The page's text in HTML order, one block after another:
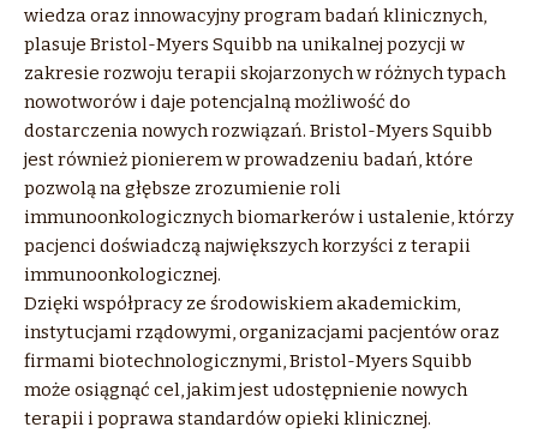
wiedza oraz innowacyjny program badań klinicznych,
plasuje Bristol-Myers Squibb na unikalnej pozycji w
zakresie rozwoju terapii skojarzonych w różnych typach
nowotworów i daje potencjalną możliwość do
dostarczenia nowych rozwiązań. Bristol-Myers Squibb
jest również pionierem w prowadzeniu badań, które
pozwolą na głębsze zrozumienie roli
immunoonkologicznych biomarkerów i ustalenie, którzy
pacjenci doświadczą największych korzyści z terapii
immunoonkologicznej.
Dzięki współpracy ze środowiskiem akademickim,
instytucjami rządowymi, organizacjami pacjentów oraz
firmami biotechnologicznymi, Bristol-Myers Squibb
może osiągnąć cel, jakim jest udostępnienie nowych
terapii i poprawa standardów opieki klinicznej.